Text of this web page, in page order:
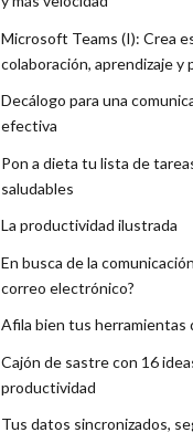
Microsoft Teams (I): Crea
colaboración, aprendizaje y
Decálogo para una
efectiva
Pon a dieta tu lista de
saludables
La productividad ilustrada
En busca de la
correo electrónico?
Afila bien tus herramientas
Cajón de sastre con 16
productividad
Tus datos sincronizados,